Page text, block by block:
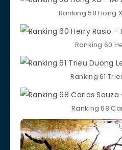
Ranking 58 Hong
Ranking 60
Ranking 61
Ranking 68